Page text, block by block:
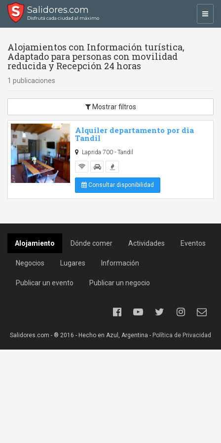
Salidores.com
Disfrutá cada ciudad al máximo
Alojamientos con Información turística,
Adaptado para personas con movilidad
reducida y Recepción 24 horas
1 publicaciones
Mostrar filtros
Alquiler departamento por dia
Tandil
Laprida 700 - Tandil
Consultar disponibilidad
Alojamiento Dónde comer Actividades Eventos
Negocios Lugares Información
Publicar un evento Publicar un negocio
Salidores.com - ® 2016 - Hecho en Azul, Argentina - Política de Privacidad